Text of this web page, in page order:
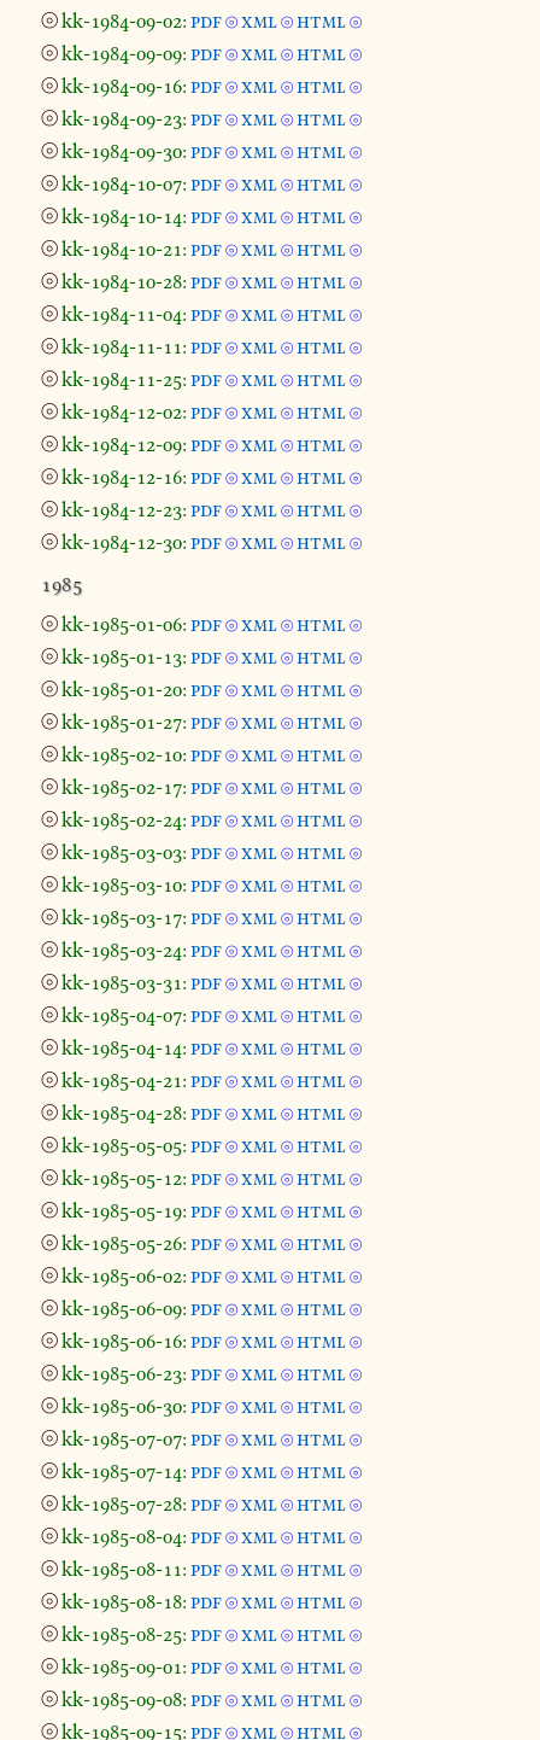
⦾kk-1984-09-02: pdf ⦾ xml ⦾ html ⦾
⦾kk-1984-09-09: pdf ⦾ xml ⦾ html ⦾
⦾kk-1984-09-16: pdf ⦾ xml ⦾ html ⦾
⦾kk-1984-09-23: pdf ⦾ xml ⦾ html ⦾
⦾kk-1984-09-30: pdf ⦾ xml ⦾ html ⦾
⦾kk-1984-10-07: pdf ⦾ xml ⦾ html ⦾
⦾kk-1984-10-14: pdf ⦾ xml ⦾ html ⦾
⦾kk-1984-10-21: pdf ⦾ xml ⦾ html ⦾
⦾kk-1984-10-28: pdf ⦾ xml ⦾ html ⦾
⦾kk-1984-11-04: pdf ⦾ xml ⦾ html ⦾
⦾kk-1984-11-11: pdf ⦾ xml ⦾ html ⦾
⦾kk-1984-11-25: pdf ⦾ xml ⦾ html ⦾
⦾kk-1984-12-02: pdf ⦾ xml ⦾ html ⦾
⦾kk-1984-12-09: pdf ⦾ xml ⦾ html ⦾
⦾kk-1984-12-16: pdf ⦾ xml ⦾ html ⦾
⦾kk-1984-12-23: pdf ⦾ xml ⦾ html ⦾
⦾kk-1984-12-30: pdf ⦾ xml ⦾ html ⦾
1985
⦾kk-1985-01-06: pdf ⦾ xml ⦾ html ⦾
⦾kk-1985-01-13: pdf ⦾ xml ⦾ html ⦾
⦾kk-1985-01-20: pdf ⦾ xml ⦾ html ⦾
⦾kk-1985-01-27: pdf ⦾ xml ⦾ html ⦾
⦾kk-1985-02-10: pdf ⦾ xml ⦾ html ⦾
⦾kk-1985-02-17: pdf ⦾ xml ⦾ html ⦾
⦾kk-1985-02-24: pdf ⦾ xml ⦾ html ⦾
⦾kk-1985-03-03: pdf ⦾ xml ⦾ html ⦾
⦾kk-1985-03-10: pdf ⦾ xml ⦾ html ⦾
⦾kk-1985-03-17: pdf ⦾ xml ⦾ html ⦾
⦾kk-1985-03-24: pdf ⦾ xml ⦾ html ⦾
⦾kk-1985-03-31: pdf ⦾ xml ⦾ html ⦾
⦾kk-1985-04-07: pdf ⦾ xml ⦾ html ⦾
⦾kk-1985-04-14: pdf ⦾ xml ⦾ html ⦾
⦾kk-1985-04-21: pdf ⦾ xml ⦾ html ⦾
⦾kk-1985-04-28: pdf ⦾ xml ⦾ html ⦾
⦾kk-1985-05-05: pdf ⦾ xml ⦾ html ⦾
⦾kk-1985-05-12: pdf ⦾ xml ⦾ html ⦾
⦾kk-1985-05-19: pdf ⦾ xml ⦾ html ⦾
⦾kk-1985-05-26: pdf ⦾ xml ⦾ html ⦾
⦾kk-1985-06-02: pdf ⦾ xml ⦾ html ⦾
⦾kk-1985-06-09: pdf ⦾ xml ⦾ html ⦾
⦾kk-1985-06-16: pdf ⦾ xml ⦾ html ⦾
⦾kk-1985-06-23: pdf ⦾ xml ⦾ html ⦾
⦾kk-1985-06-30: pdf ⦾ xml ⦾ html ⦾
⦾kk-1985-07-07: pdf ⦾ xml ⦾ html ⦾
⦾kk-1985-07-14: pdf ⦾ xml ⦾ html ⦾
⦾kk-1985-07-28: pdf ⦾ xml ⦾ html ⦾
⦾kk-1985-08-04: pdf ⦾ xml ⦾ html ⦾
⦾kk-1985-08-11: pdf ⦾ xml ⦾ html ⦾
⦾kk-1985-08-18: pdf ⦾ xml ⦾ html ⦾
⦾kk-1985-08-25: pdf ⦾ xml ⦾ html ⦾
⦾kk-1985-09-01: pdf ⦾ xml ⦾ html ⦾
⦾kk-1985-09-08: pdf ⦾ xml ⦾ html ⦾
⦾kk-1985-09-15: pdf ⦾ xml ⦾ html ⦾